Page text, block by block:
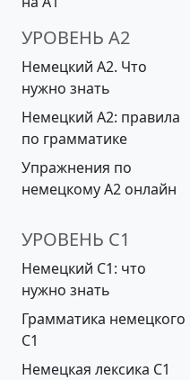
УРОВЕНЬ A2
Немецкий А2. Что
нужно знать
Немецкий А2: правила
по грамматике
Упражнения по
немецкому A2 онлайн
УРОВЕНЬ С1
Немецкий С1: что
нужно знать
Грамматика немецкого
C1
Немецкая лексика C1